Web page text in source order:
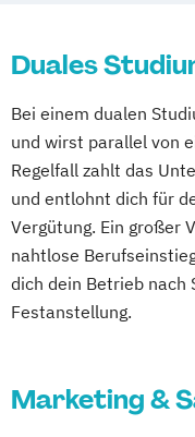
Duales
Bei einem dualen
und wirst parallel von
Regelfall zahlt das
und entlohnt dich für
Vergütung. Ein großer
nahtlose
dich dein Betrieb nach
Festanstellung.
Marketing &